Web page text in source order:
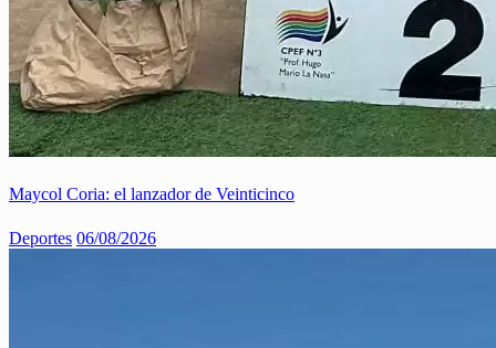
Maycol Coria: el lanzador de Veinticinco
Deportes 06/08/2026